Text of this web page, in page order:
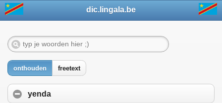
dic.lingala.be
onthouden freetext
yenda